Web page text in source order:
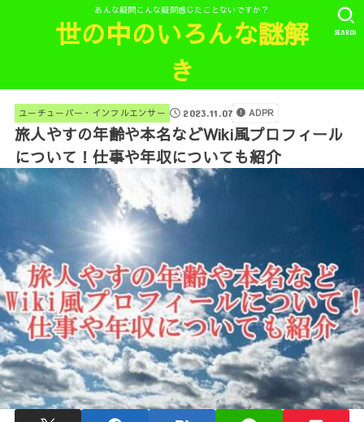
あんな疑問こんな疑問感じたことないですか？
世の中のいろんな謎解
き
SEARCH
ユーチューバー・インフルエンサー 2023.11.07 ADPR
旅人やすの年齢や本名などWiki風プロフィール
について！仕事や年収についても紹介